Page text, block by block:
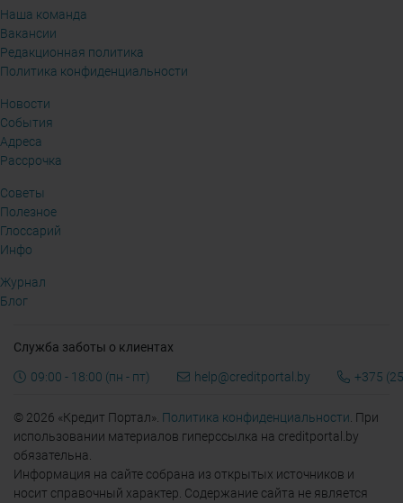
Наша команда
Вакансии
Редакционная политика
Политика конфиденциальности
Новости
События
Адреса
Рассрочка
Советы
Полезное
Глоссарий
Инфо
Журнал
Блог
Служба заботы о клиентах
09:00 - 18:00 (пн - пт) help@creditportal.by +375
© 2026 «Кредит Портал». Политика конфиденциальности . При
использовании материалов гиперссылка на creditportal.by
обязательна.
Информация на сайте собрана из открытых источников и
носит справочный характер. Содержание сайта не является